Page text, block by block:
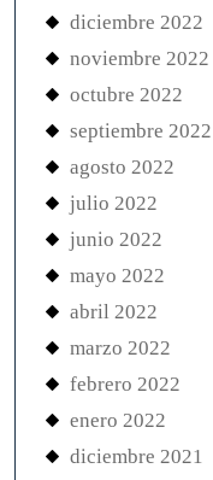
diciembre 2022
noviembre 2022
octubre 2022
septiembre 2022
agosto 2022
julio 2022
junio 2022
mayo 2022
abril 2022
marzo 2022
febrero 2022
enero 2022
diciembre 2021